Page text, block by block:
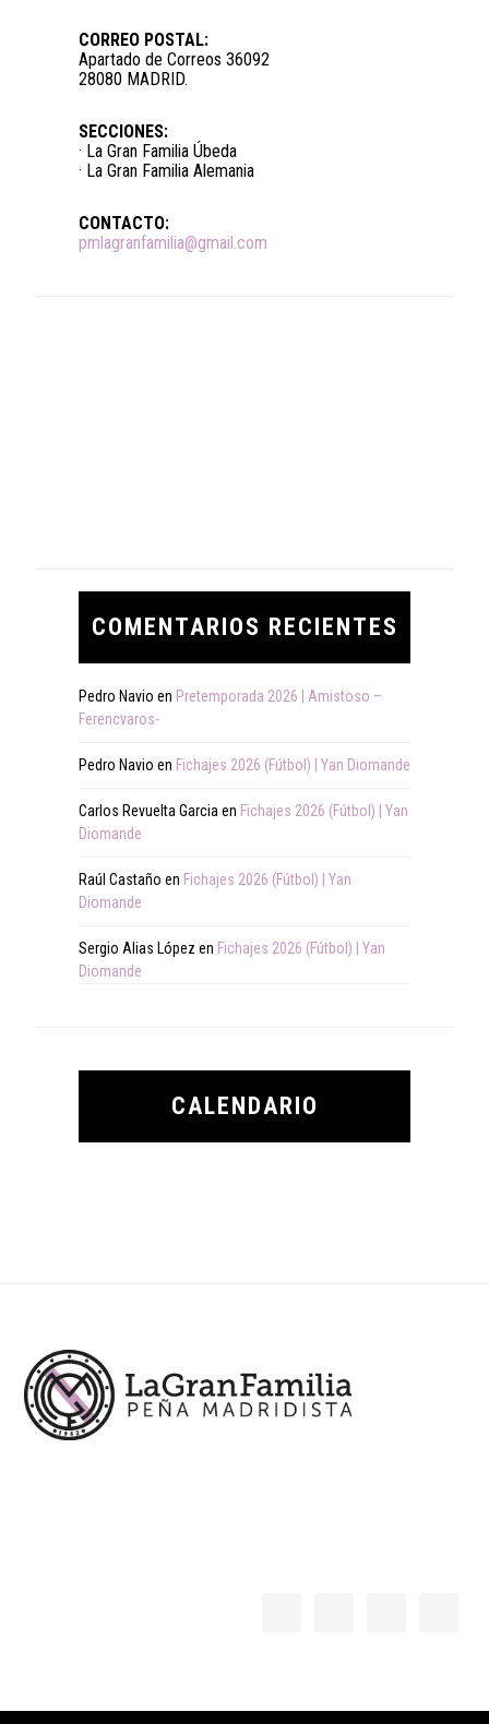
CORREO POSTAL:
Apartado de Correos 36092
28080 MADRID.
SECCIONES:
· La Gran Familia Úbeda
· La Gran Familia Alemania
CONTACTO:
pmlagranfamilia@gmail.com
COMENTARIOS RECIENTES
Pedro Navio en Pretemporada 2026 | Amistoso –
Ferencvaros-
Pedro Navio en Fichajes 2026 (Fútbol) | Yan Diomande
Carlos Revuelta Garcia en Fichajes 2026 (Fútbol) | Yan
Diomande
Raúl Castaño en Fichajes 2026 (Fútbol) | Yan
Diomande
Sergio Alias López en Fichajes 2026 (Fútbol) | Yan
Diomande
CALENDARIO